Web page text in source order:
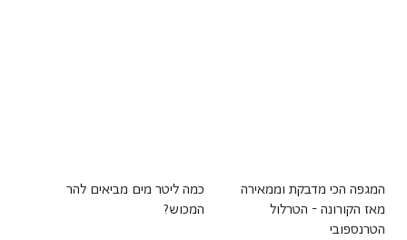
המגפה הכי מדבקת וממאירה
מאז הקורונה - הטרלול
הטרנספובי
כמה ליטר מים מביאים להר
המכוש?